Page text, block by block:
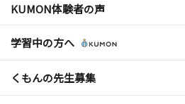
KUMON体験者の声
学習中の方へ
くもんの先生募集